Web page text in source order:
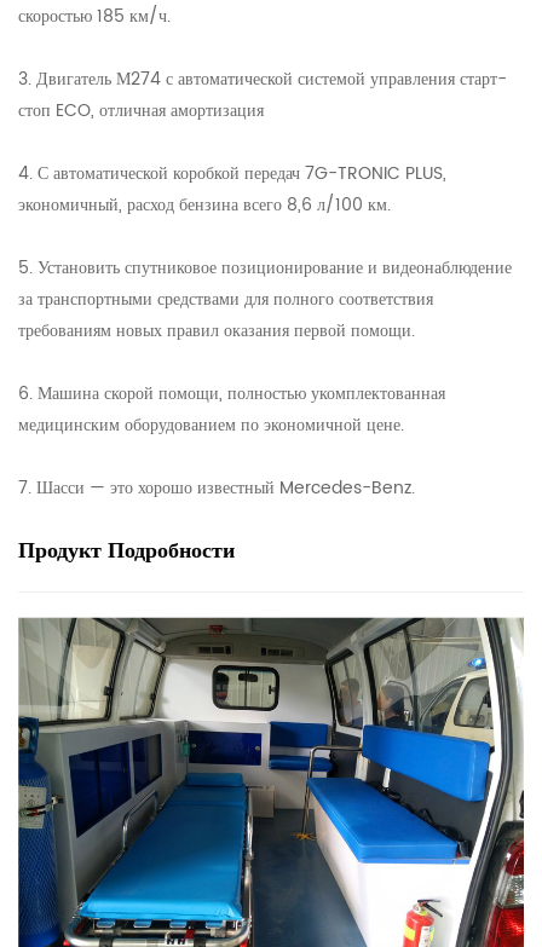
скоростью 185 км/ч.
3. Двигатель М274 с автоматической системой управления старт-
стоп ECO, отличная амортизация
4. С автоматической коробкой передач 7G-TRONIC PLUS,
экономичный, расход бензина всего 8,6 л/100 км.
5. Установить спутниковое позиционирование и видеонаблюдение
за транспортными средствами для полного соответствия
требованиям новых правил оказания первой помощи.
6. Машина скорой помощи, полностью укомплектованная
медицинским оборудованием по экономичной цене.
7. Шасси — это хорошо известный Mercedes-Benz.
ПродуктПодробности